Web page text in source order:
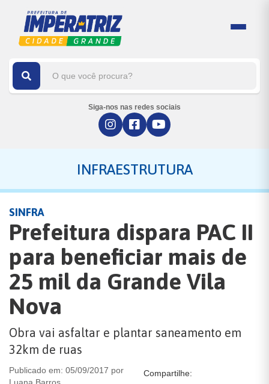
Siga-nos nas redes sociais
INFRAESTRUTURA
SINFRA
Prefeitura dispara PAC II
para beneficiar mais de
25 mil da Grande Vila
Nova
Obra vai asfaltar e plantar saneamento em
32km de ruas
Publicado em: 05/09/2017 por
Compartilhe: